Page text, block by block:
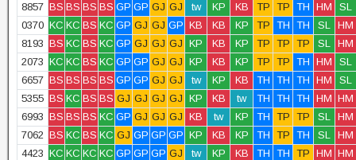
8857 BS BS BS BS GP GP GJ GJ tw KP KB TP TP TH HM
SL
0370 KC KC BS KC GP GJ GJ GP KB KB KP TP TH TH SL HM
8193 BS KC BS KC GP GJ GJ GJ KP KB KP TP TP TP SL HM
2073 KC KC BS KC GP GP GJ GJ KP KB KP TP TP TH HM
SL
6657 BS BS BS BS GP GP GJ GJ tw KP KB TH TH TH HM
SL
5355 BS KC BS BS GJ GJ GJ GJ KP KB tw TH TH TH HM HM
6993 BS BS BS KC GP GJ GJ GJ KB tw KP TH TP TP SL HM
7062 BS KC BS KC GJ GP GP GP KP KB KP TH TP TH SL HM
4423 KC KC KC KC GP GP GP GJ tw KP KB TH TH TP HM HM